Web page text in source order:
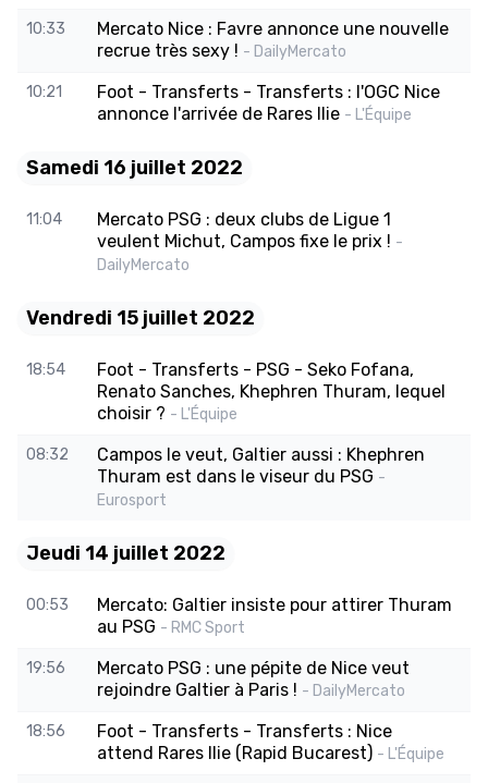
10:33
Mercato Nice : Favre annonce une nouvelle
recrue très sexy ! - DailyMercato
10:21
Foot - Transferts - Transferts : l'OGC Nice
annonce l'arrivée de Rares Ilie - L'Équipe
Samedi 16 juillet 2022
11:04
Mercato PSG : deux clubs de Ligue 1
veulent Michut, Campos fixe le prix ! -
DailyMercato
Vendredi 15 juillet 2022
18:54
Foot - Transferts - PSG - Seko Fofana,
Renato Sanches, Khephren Thuram, lequel
choisir ? - L'Équipe
08:32
Campos le veut, Galtier aussi : Khephren
Thuram est dans le viseur du PSG -
Eurosport
Jeudi 14 juillet 2022
00:53
Mercato: Galtier insiste pour attirer Thuram
au PSG - RMC Sport
19:56
Mercato PSG : une pépite de Nice veut
rejoindre Galtier à Paris ! - DailyMercato
18:56
Foot - Transferts - Transferts : Nice
attend Rares Ilie (Rapid Bucarest) - L'Équipe